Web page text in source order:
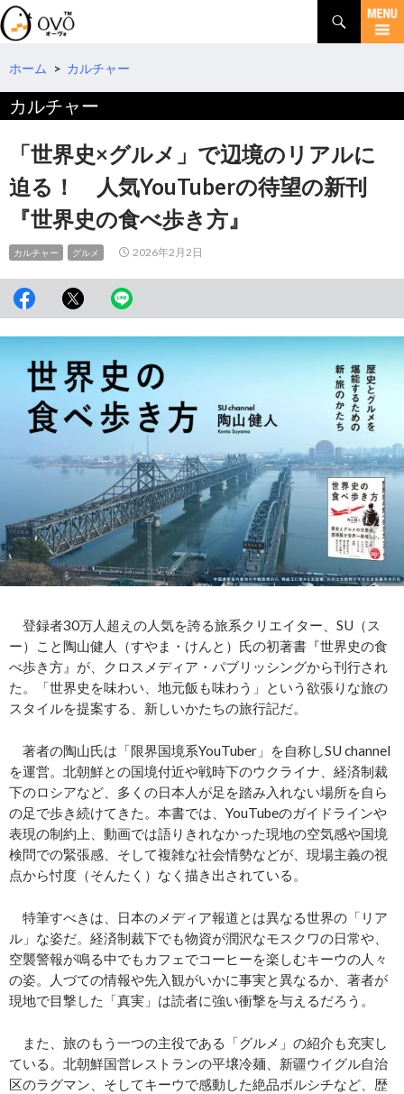
検
索
コ
テ
ツ
へ
ホーム > カルチャー
カルチャー
「世界史×グルメ」で辺境のリアルに
迫る！ 人気YouTuberの待望の新刊
『世界史の食べ歩き方』
カルチャー グルメ 2026年2月2日
登録者30万人超えの人気を誇る旅系クリエイター、SU（ス
ー）こと陶山健人（すやま・けんと）氏の初著書『世界史の食
べ歩き方』が、クロスメディア・パブリッシングから刊行され
た。「世界史を味わい、地元飯も味わう」という欲張りな旅の
スタイルを提案する、新しいかたちの旅行記だ。
著者の陶山氏は「限界国境系YouTuber」を自称しSU channel
を運営。北朝鮮との国境付近や戦時下のウクライナ、経済制裁
下のロシアなど、多くの日本人が足を踏み入れない場所を自ら
の足で歩き続けてきた。本書では、YouTubeのガイドラインや
表現の制約上、動画では語りきれなかった現地の空気感や国境
検問での緊張感、そして複雑な社会情勢などが、現場主義の視
点から忖度（そんたく）なく描き出されている。
特筆すべきは、日本のメディア報道とは異なる世界の「リア
ル」な姿だ。経済制裁下でも物資が潤沢なモスクワの日常や、
空襲警報が鳴る中でもカフェでコーヒーを楽しむキーウの人々
の姿。人づての情報や先入観がいかに事実と異なるか、著者が
現地で目撃した「真実」は読者に強い衝撃を与えるだろう。
また、旅のもう一つの主役である「グルメ」の紹介も充実し
ている。北朝鮮国営レストランの平壌冷麺、新疆ウイグル自治
区のラグマン、そしてキーウで感動した絶品ボルシチなど、歴